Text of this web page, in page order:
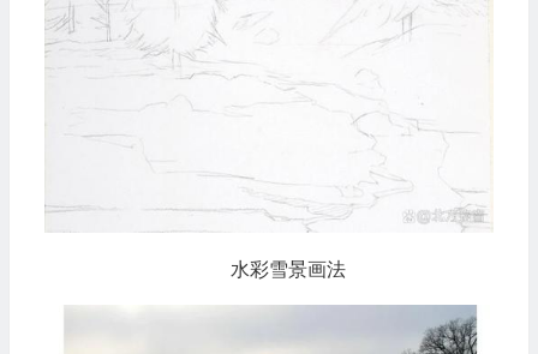
水彩雪景画法